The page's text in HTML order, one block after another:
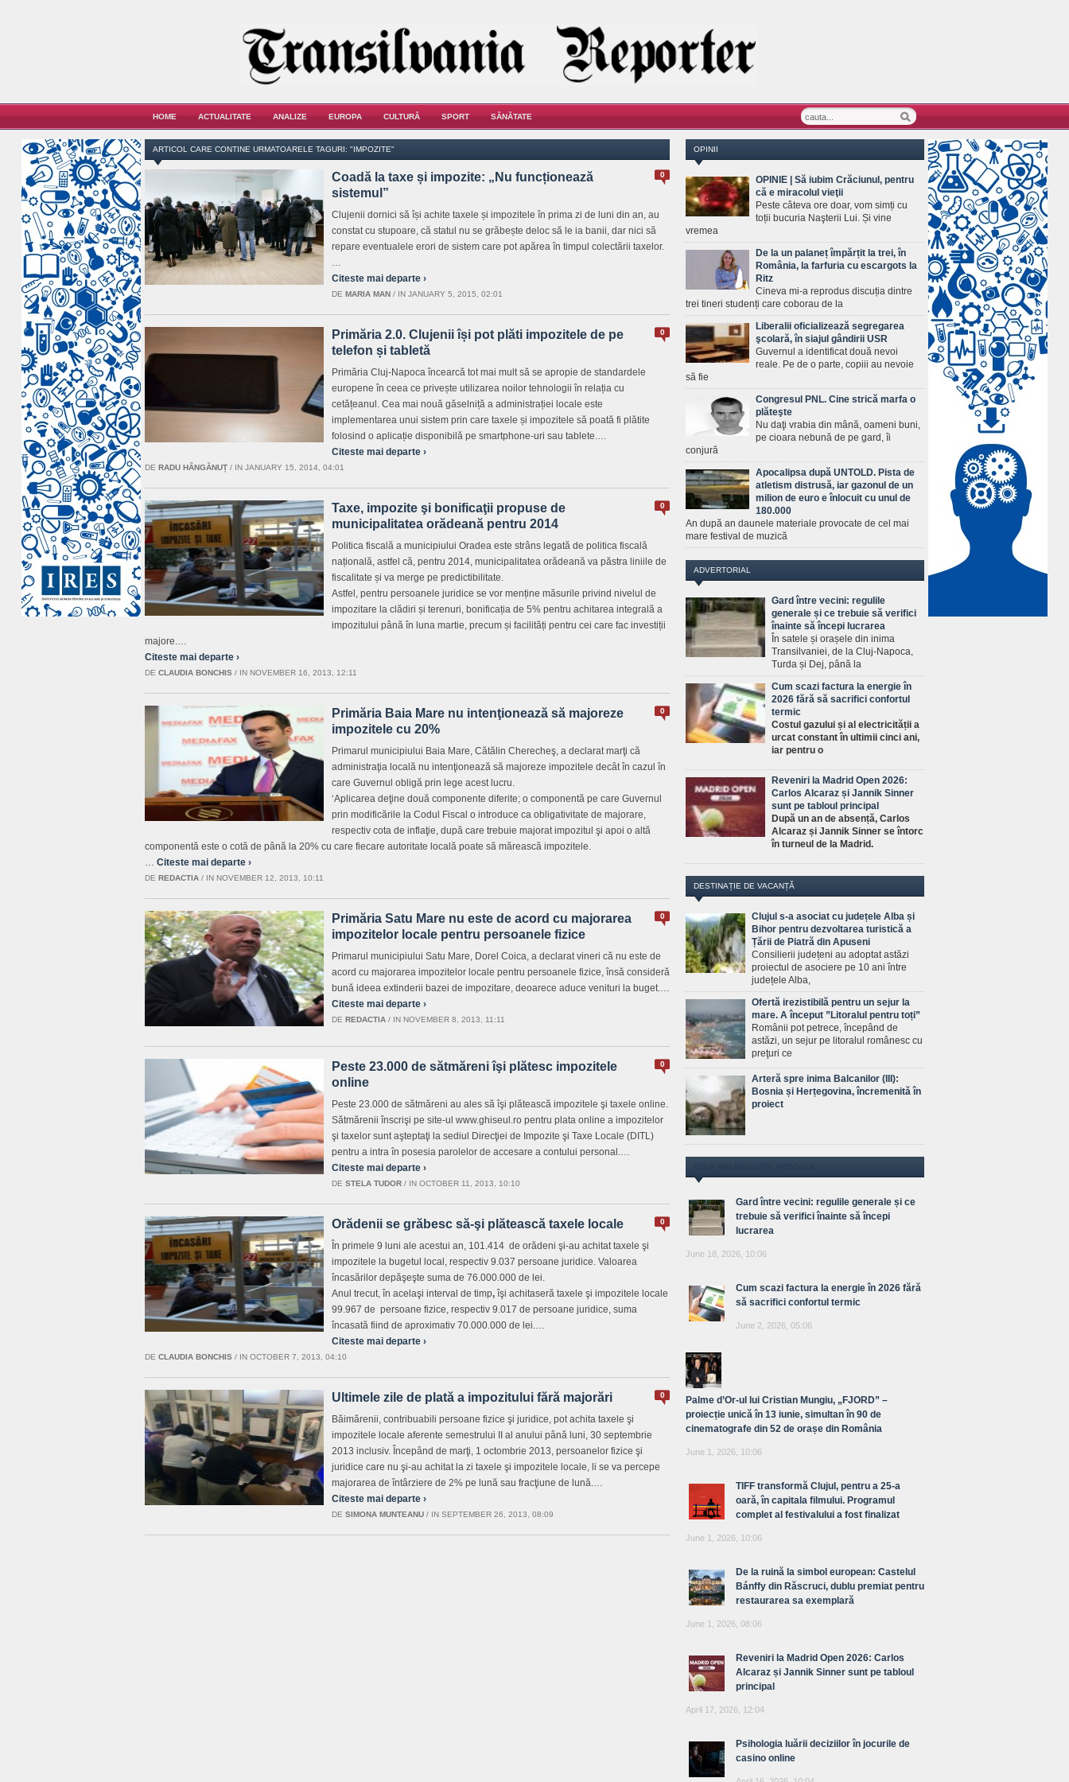
HOME ACTUALITATE ANALIZE EUROPA CULTURĂ SPORT SĂNĂTATE
ARTICOL CARE CONTINE URMATOARELE TAGURI: "IMPOZITE"
0
Coadă la taxe și impozite: „Nu funcționează
sistemul”
Clujenii dornici să își achite taxele și impozitele în prima zi de luni din an, au
constat cu stupoare, că statul nu se grăbește deloc să le ia banii, dar nici să
repare eventualele erori de sistem care pot apărea în timpul colectării taxelor.
…
Citeste mai departe ›
DE MARIA MAN / IN JANUARY 5, 2015, 02:01
0
Primăria 2.0. Clujenii își pot plăti impozitele de pe
telefon și tabletă
Primăria Cluj-Napoca încearcă tot mai mult să se apropie de standardele
europene în ceea ce privește utilizarea noilor tehnologii în relația cu
cetățeanul. Cea mai nouă găselniță a administrației locale este
implementarea unui sistem prin care taxele și impozitele să poată fi plătite
folosind o aplicație disponibilă pe smartphone-uri sau tablete.…
Citeste mai departe ›
DE RADU HÂNGĂNUȚ / IN JANUARY 15, 2014, 04:01
0
Taxe, impozite şi bonificaţii propuse de
municipalitatea orădeană pentru 2014
Politica fiscală a municipiului Oradea este strâns legată de politica fiscală
națională, astfel că, pentru 2014, municipalitatea orădeană va păstra liniile de
fiscalitate și va merge pe predictibilitate.
Astfel, pentru persoanele juridice se vor menține măsurile privind nivelul de
impozitare la clădiri și terenuri, bonificația de 5% pentru achitarea integrală a
impozitului până în luna martie, precum și facilități pentru cei care fac investiții
majore.…
Citeste mai departe ›
DE CLAUDIA BONCHIS / IN NOVEMBER 16, 2013, 12:11
0
Primăria Baia Mare nu intenţionează să majoreze
impozitele cu 20%
Primarul municipiului Baia Mare, Cătălin Cherecheş, a declarat marţi că
administraţia locală nu intenţionează să majoreze impozitele decât în cazul în
care Guvernul obligă prin lege acest lucru.
‘Aplicarea deţine două componente diferite; o componentă pe care Guvernul
prin modificările la Codul Fiscal o introduce ca obligativitate de majorare,
respectiv cota de inflaţie, după care trebuie majorat impozitul şi apoi o altă
componentă este o cotă de până la 20% cu care fiecare autoritate locală poate să mărească impozitele.
… Citeste mai departe ›
DE REDACTIA / IN NOVEMBER 12, 2013, 10:11
0
Primăria Satu Mare nu este de acord cu majorarea
impozitelor locale pentru persoanele fizice
Primarul municipiului Satu Mare, Dorel Coica, a declarat vineri că nu este de
acord cu majorarea impozitelor locale pentru persoanele fizice, însă consideră
bună ideea extinderii bazei de impozitare, deoarece aduce venituri la buget.…
Citeste mai departe ›
DE REDACTIA / IN NOVEMBER 8, 2013, 11:11
0
Peste 23.000 de sătmăreni îşi plătesc impozitele
online
Peste 23.000 de sătmăreni au ales să îşi plătească impozitele şi taxele online.
Sătmărenii înscrişi pe site-ul www.ghiseul.ro pentru plata online a impozitelor
şi taxelor sunt aşteptaţi la sediul Direcţiei de Impozite şi Taxe Locale (DITL)
pentru a intra în posesia parolelor de accesare a contului personal.…
Citeste mai departe ›
DE STELA TUDOR / IN OCTOBER 11, 2013, 10:10
0
Orădenii se grăbesc să-şi plătească taxele locale
În primele 9 luni ale acestui an, 101.414 de orădeni şi-au achitat taxele şi
impozitele la bugetul local, respectiv 9.037 persoane juridice. Valoarea
încasărilor depăşeşte suma de 76.000.000 de lei.
Anul trecut, în acelaşi interval de timp, îşi achitaseră taxele şi impozitele locale
99.967 de persoane fizice, respectiv 9.017 de persoane juridice, suma
încasată fiind de aproximativ 70.000.000 de lei.…
Citeste mai departe ›
DE CLAUDIA BONCHIS / IN OCTOBER 7, 2013, 04:10
0
Ultimele zile de plată a impozitului fără majorări
Băimărenii, contribuabili persoane fizice şi juridice, pot achita taxele şi
impozitele locale aferente semestrului II al anului până luni, 30 septembrie
2013 inclusiv. Începând de marţi, 1 octombrie 2013, persoanelor fizice şi
juridice care nu şi-au achitat la zi taxele şi impozitele locale, li se va percepe
majorarea de întârziere de 2% pe lună sau fracţiune de lună.…
Citeste mai departe ›
DE SIMONA MUNTEANU / IN SEPTEMBER 26, 2013, 08:09
OPINII
OPINIE | Să iubim Crăciunul, pentru
că e miracolul vieţii
Peste câteva ore doar, vom simți cu
toții bucuria Naşterii Lui. Și vine
vremea
De la un palaneț împărțit la trei, în
România, la farfuria cu escargots la
Ritz
Cineva mi-a reprodus discuția dintre
trei tineri studenți care coborau de la
Liberalii oficializează segregarea
şcolară, în siajul gândirii USR
Guvernul a identificat două nevoi
reale. Pe de o parte, copiii au nevoie
să fie
Congresul PNL. Cine strică marfa o
plăteşte
Nu daţi vrabia din mână, oameni buni,
pe cioara nebună de pe gard, îi
conjură
Apocalipsa după UNTOLD. Pista de
atletism distrusă, iar gazonul de un
milion de euro e înlocuit cu unul de
180.000
An după an daunele materiale provocate de cel mai
mare festival de muzică
ADVERTORIAL
Gard între vecini: regulile
generale și ce trebuie să verifici
înainte să începi lucrarea
În satele și orașele din inima
Transilvaniei, de la Cluj-Napoca,
Turda și Dej, până la
Cum scazi factura la energie în
2026 fără să sacrifici confortul
termic
Costul gazului și al electricității a
urcat constant în ultimii cinci ani,
iar pentru o
Reveniri la Madrid Open 2026:
Carlos Alcaraz și Jannik Sinner
sunt pe tabloul principal
După un an de absență, Carlos
Alcaraz și Jannik Sinner se întorc
în turneul de la Madrid.
DESTINAȚIE DE VACANȚĂ
Clujul s-a asociat cu județele Alba și
Bihor pentru dezvoltarea turistică a
Țării de Piatră din Apuseni
Consilierii județeni au adoptat astăzi
proiectul de asociere pe 10 ani între
județele Alba,
Ofertă irezistibilă pentru un sejur la
mare. A început ”Litoralul pentru toți”
Românii pot petrece, începând de
astăzi, un sejur pe litoralul românesc cu
preţuri ce
Arteră spre inima Balcanilor (III):
Bosnia și Herțegovina, încremenită în
proiect
Gard între vecini: regulile generale și ce
trebuie să verifici înainte să începi
lucrarea
June 18, 2026, 10:06
Cum scazi factura la energie în 2026 fără
să sacrifici confortul termic
June 2, 2026, 05:06
Palme d’Or-ul lui Cristian Mungiu, „FJORD” –
proiecție unică în 13 iunie, simultan în 90 de
cinematografe din 52 de orașe din România
June 1, 2026, 10:06
TIFF transformă Clujul, pentru a 25-a
oară, în capitala filmului. Programul
complet al festivalului a fost finalizat
June 1, 2026, 10:06
De la ruină la simbol european: Castelul
Bánffy din Răscruci, dublu premiat pentru
restaurarea sa exemplară
June 1, 2026, 08:06
Reveniri la Madrid Open 2026: Carlos
Alcaraz și Jannik Sinner sunt pe tabloul
principal
April 17, 2026, 12:04
Psihologia luării deciziilor în jocurile de
casino online